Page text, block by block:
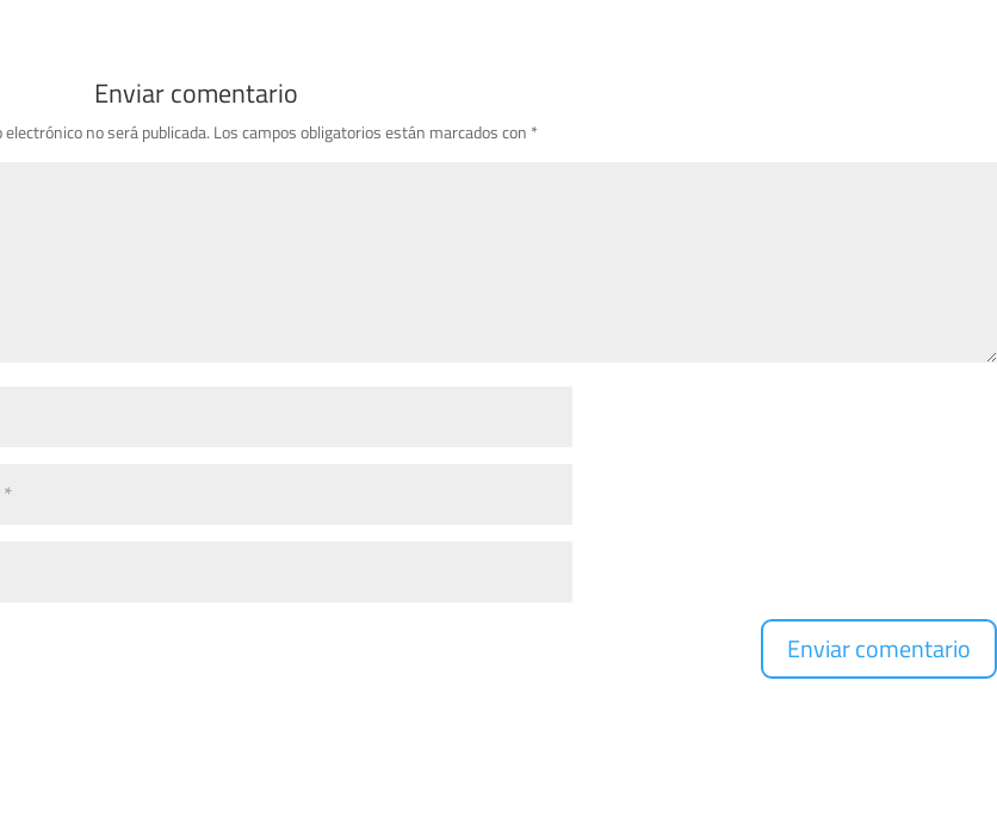
Enviar comentario
electrónico no será publicada. Los campos obligatorios están marcados con *